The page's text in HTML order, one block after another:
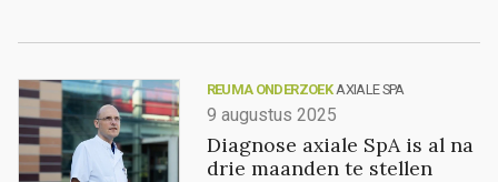
REUMA ONDERZOEK AXIALE SPA
9 augustus 2025
Diagnose axiale SpA is al na
drie maanden te stellen